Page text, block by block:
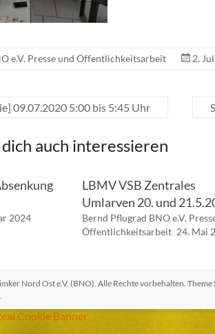
e.V. Presse und Öffentlichkeitsarbeit 2.
09.07.2020 5:00 bis 5:45 Uhr
auch interessieren
2024
LBMV VSB Zentrales
Umlarven 20. und
Bernd Pflugrad BNO e.V.
Öffentlichkeitsarbeit 24. Mai
Nord Ost e.V. (BNO). Alle Rechte vorbehalten. Theme
.
Cookie Banner